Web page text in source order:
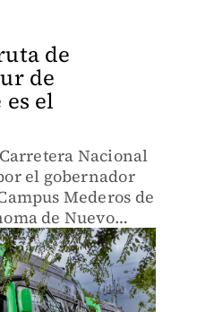
de
de
el
Nacional
el gobernador
Mederos de
de Nuevo